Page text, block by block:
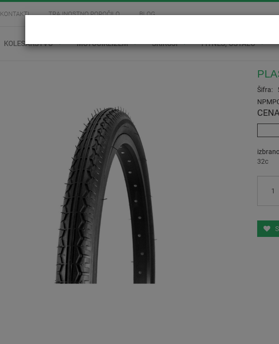
KONTAKTI TRAJNOSTNO POROČILO BLOG
KOLESARSTVO MOTOCIKLIZEM SKIROJI FITNES, OSTALO
Šifra:
32c